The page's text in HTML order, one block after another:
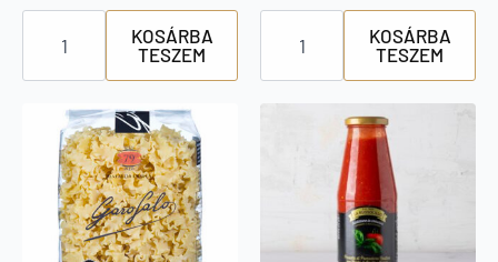
Cacao
karamellás
krém
mennyiség
KOSÁRBA
TESZEM
Caputo
száraz
élesztő
100g
KOSÁRBA
TESZEM